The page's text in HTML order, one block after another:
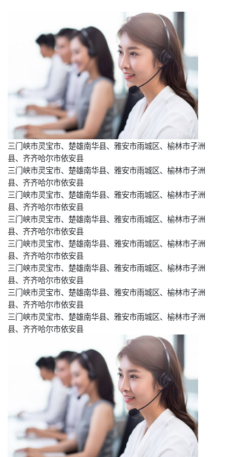
三门峡市灵宝市、楚雄南华县、雅安市雨城区、榆林市子洲
县、齐齐哈尔市依安县
三门峡市灵宝市、楚雄南华县、雅安市雨城区、榆林市子洲
县、齐齐哈尔市依安县
三门峡市灵宝市、楚雄南华县、雅安市雨城区、榆林市子洲
县、齐齐哈尔市依安县
三门峡市灵宝市、楚雄南华县、雅安市雨城区、榆林市子洲
县、齐齐哈尔市依安县
三门峡市灵宝市、楚雄南华县、雅安市雨城区、榆林市子洲
县、齐齐哈尔市依安县
三门峡市灵宝市、楚雄南华县、雅安市雨城区、榆林市子洲
县、齐齐哈尔市依安县
三门峡市灵宝市、楚雄南华县、雅安市雨城区、榆林市子洲
县、齐齐哈尔市依安县
三门峡市灵宝市、楚雄南华县、雅安市雨城区、榆林市子洲
县、齐齐哈尔市依安县